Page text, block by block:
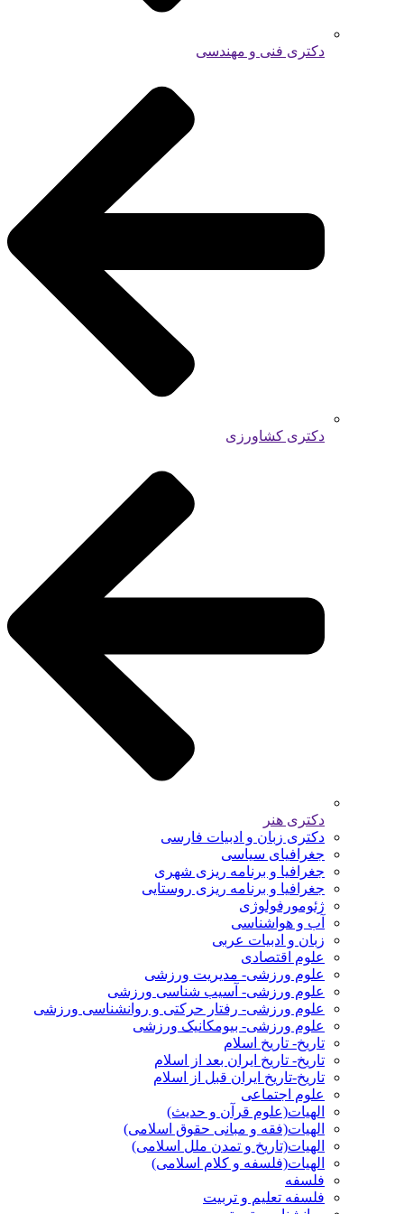
دکتری فنی و مهندسی
دکتری کشاورزی
دکتری هنر
دکتری زبان و ادبیات فارسی
جغرافیای سیاسی
جغرافیا و برنامه ریزی شهری
جغرافیا و برنامه ریزی روستایی
ژئومورفولوژی
آب و هواشناسی
زبان و ادبیات عربی
علوم اقتصادی
علوم ورزشی- مدیریت ورزشی
علوم ورزشی- آسیب شناسی ورزشی
علوم ورزشی- رفتار حرکتی و روانشناسی ورزشی
علوم ورزشی- بیومکانیک ورزشی
تاریخ- تاریخ اسلام
تاریخ- تاریخ ایران بعد از اسلام
تاریخ-تاریخ ایران قبل از اسلام
علوم اجتماعی
الهیات(علوم قرآن و حدیث)
الهیات(فقه و مبانی حقوق اسلامی)
الهیات(تاریخ و تمدن ملل اسلامی)
الهیات(فلسفه و کلام اسلامی)
فلسفه
فلسفه تعلیم و تربیت